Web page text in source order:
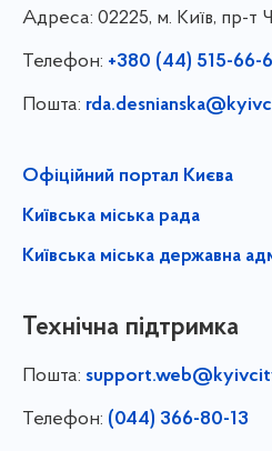
Адреса: 02225, м. Київ, пр-т
Телефон: +380 (44) 515-66-
Пошта:
Офіційний портал Києва
Київська міська рада
Київська міська державна
Технічна підтримка
Пошта:
Телефон: (044) 366-80-13